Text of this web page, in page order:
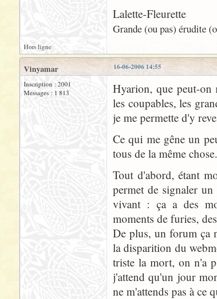
Lalette-Fleurette
Grande (ou pas) érudite
Hors ligne
16-06-2006 14:55
Vinyamar
Inscription : 2001
Messages : 1 813
Hyarion, que peut-on
les coupables, les
je me permette d'y
Ce qui me gêne un
tous de la même chose.
Tout d'abord, étant
permet de signaler
vivant : ça a des
moments de furies,
De plus, un forum ça
la disparition du
triste la mort, on n'a
j'attend qu'un jour
ne m'attends pas à ce